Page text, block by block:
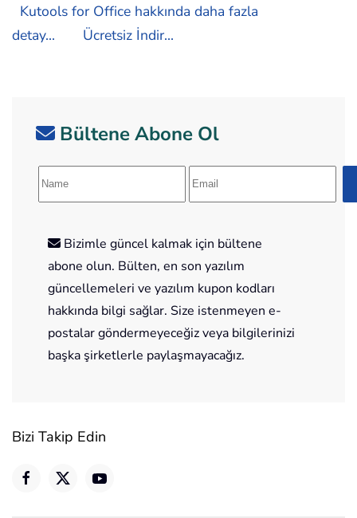
Kutools for Office hakkında daha fazla
detay...
Ücretsiz İndir...
Bültene Abone Ol
Bizimle güncel kalmak için bültene
abone olun. Bülten, en son yazılım
güncellemeleri ve yazılım kupon kodları
hakkında bilgi sağlar. Size istenmeyen e-
postalar göndermeyeceğiz veya bilgilerinizi
başka şirketlerle paylaşmayacağız.
Bizi Takip Edin